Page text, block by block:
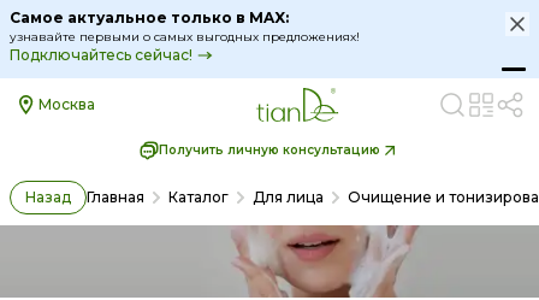
Самое актуальное только в MAX:
узнавайте первыми о самых выгодных предложениях!
Подключайтесь сейчас!
Москва
Получить личную консультацию
Назад Главная Каталог Для лица Очищение и